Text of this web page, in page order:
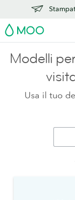
MOO
Modelli
Usa il tuo